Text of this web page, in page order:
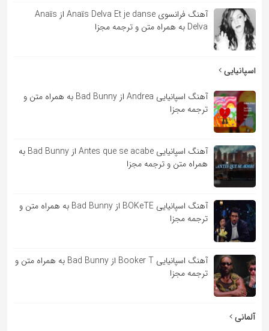
آهنگ فرانسوی Anaïs Delva Et je danse از Anaïs
Delva به همراه متن و ترجمه مجزا
اسپانیایی
آهنگ اسپانیایی Andrea از Bad Bunny به همراه متن و
ترجمه مجزا
آهنگ اسپانیایی Antes que se acabe از Bad Bunny به
همراه متن و ترجمه مجزا
آهنگ اسپانیایی BOKeTE از Bad Bunny به همراه متن و
ترجمه مجزا
آهنگ اسپانیایی Booker T از Bad Bunny به همراه متن و
ترجمه مجزا
آلمانی